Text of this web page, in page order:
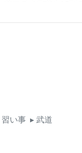
い事 ▸ 武道